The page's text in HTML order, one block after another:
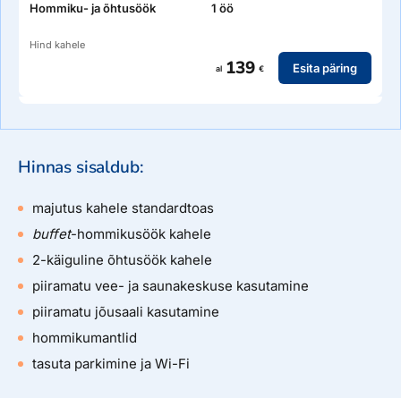
Hommiku- ja õhtusöök 1 öö
Hind kahele
al 139 € Esita päring
Hinnas sisaldub:
majutus kahele standardtoas
buffet-hommikusöök kahele
2-käiguline õhtusöök kahele
piiramatu vee- ja saunakeskuse kasutamine
piiramatu jõusaali kasutamine
hommikumantlid
tasuta parkimine ja Wi-Fi